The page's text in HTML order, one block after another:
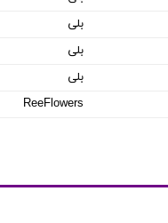
بلی
بلی
بلی
ReeFlowers